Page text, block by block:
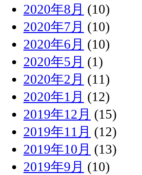
2020年8月 (10)
2020年7月 (10)
2020年6月 (10)
2020年5月 (1)
2020年2月 (11)
2020年1月 (12)
2019年12月 (15)
2019年11月 (12)
2019年10月 (13)
2019年9月 (10)